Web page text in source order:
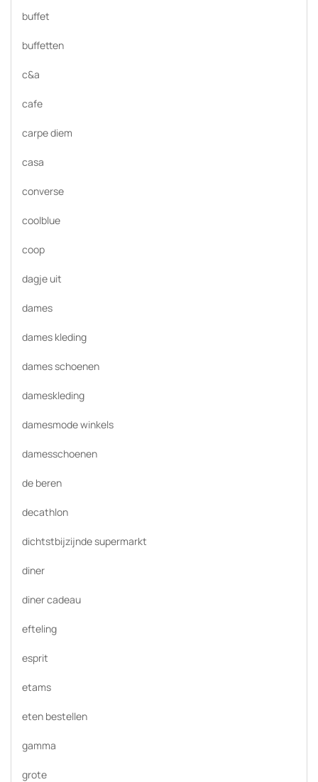
buffet
buffetten
c&a
cafe
carpe diem
casa
converse
coolblue
coop
dagje uit
dames
dames kleding
dames schoenen
dameskleding
damesmode winkels
damesschoenen
de beren
decathlon
dichtstbijzijnde supermarkt
diner
diner cadeau
efteling
esprit
etams
eten bestellen
gamma
grote